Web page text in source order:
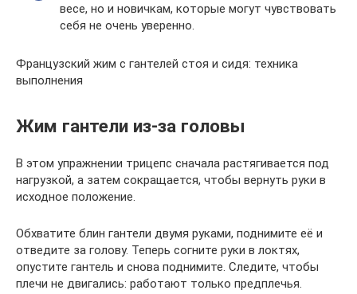
весе, но и новичкам, которые могут чувствовать
себя не очень уверенно.
Французский жим с гантелей стоя и сидя: техника
выполнения
Жим гантели из-за головы
В этом упражнении трицепс сначала растягивается под
нагрузкой, а затем сокращается, чтобы вернуть руки в
исходное положение.
Обхватите блин гантели двумя руками, поднимите её и
отведите за голову. Теперь согните руки в локтях,
опустите гантель и снова поднимите. Следите, чтобы
плечи не двигались: работают только предплечья.